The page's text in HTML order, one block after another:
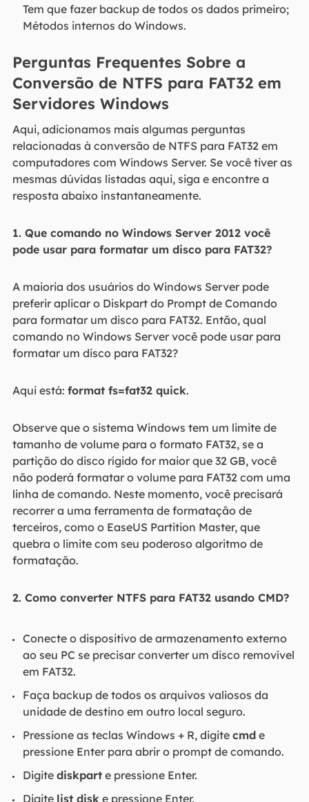
Tem que fazer backup de todos os dados primeiro;
Métodos internos do Windows.
Perguntas Frequentes Sobre a
Conversão de NTFS para FAT32 em
Servidores Windows
Aqui, adicionamos mais algumas perguntas
relacionadas à conversão de NTFS para FAT32 em
computadores com Windows Server. Se você tiver as
mesmas dúvidas listadas aqui, siga e encontre a
resposta abaixo instantaneamente.
1. Que comando no Windows Server 2012 você
pode usar para formatar um disco para FAT32?
A maioria dos usuários do Windows Server pode
preferir aplicar o Diskpart do Prompt de Comando
para formatar um disco para FAT32. Então, qual
comando no Windows Server você pode usar para
formatar um disco para FAT32?
Aqui está: format fs=fat32 quick.
Observe que o sistema Windows tem um limite de
tamanho de volume para o formato FAT32, se a
partição do disco rígido for maior que 32 GB, você
não poderá formatar o volume para FAT32 com uma
linha de comando. Neste momento, você precisará
recorrer a uma ferramenta de formatação de
terceiros, como o EaseUS Partition Master, que
quebra o limite com seu poderoso algoritmo de
formatação.
2. Como converter NTFS para FAT32 usando CMD?
Conecte o dispositivo de armazenamento externo
ao seu PC se precisar converter um disco removível
em FAT32.
Faça backup de todos os arquivos valiosos da
unidade de destino em outro local seguro.
Pressione as teclas Windows + R, digite cmde
pressione Enter para abrir o prompt de comando.
Digite diskparte pressione Enter.
Digite list diske pressione Enter.